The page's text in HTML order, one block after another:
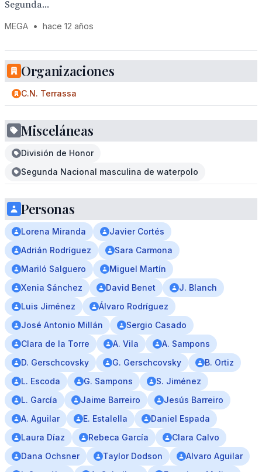
Segunda...
MEGA • hace 12 años
Organizaciones
C.N. Terrassa
Misceláneas
División de Honor
Segunda Nacional masculina de waterpolo
Personas
Lorena Miranda
Javier Cortés
Adrián Rodríguez
Sara Carmona
Mariló Salguero
Miguel Martín
Xenia Sánchez
David Benet
J. Blanch
Luis Jiménez
Álvaro Rodríguez
José Antonio Millán
Sergio Casado
Clara de la Torre
A. Vila
A. Sampons
D. Gerschcovsky
G. Gerschcovsky
B. Ortiz
L. Escoda
G. Sampons
S. Jiménez
L. García
Jaime Barreiro
Jesús Barreiro
A. Aguilar
E. Estalella
Daniel Espada
Laura Díaz
Rebeca García
Clara Calvo
Dana Ochsner
Taylor Dodson
Alvaro Aguilar